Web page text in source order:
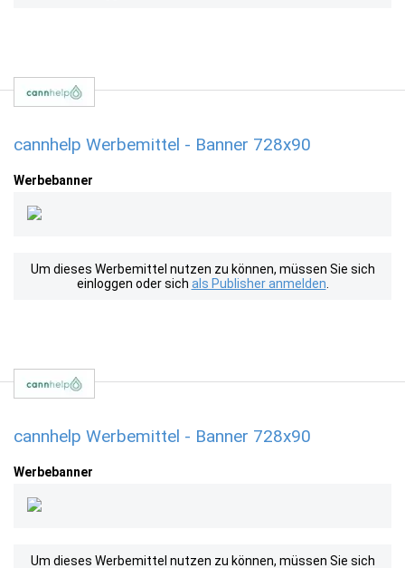
cannhelp Werbemittel - Banner 728x90
Werbebanner
Um dieses Werbemittel nutzen zu können, müssen Sie sich
einloggen oder sich als Publisher anmelden
cannhelp Werbemittel - Banner 728x90
Werbebanner
Um dieses Werbemittel nutzen zu können, müssen Sie sich